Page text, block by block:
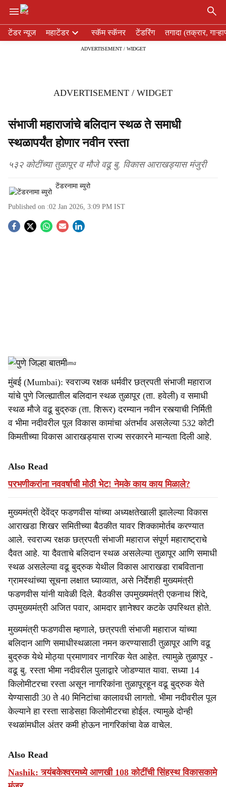
e
टेंडर न्यूज महाटेंडर स्कॅम स्कॅनर टेंडरिंग तगादा (तक्रार,
ADVERTISEMENT / WIDGET
ADVERTISEMENT / WIDGET
संभाजी महाराजांचे बलिदान स्थळ ते समाधी
स्थळापर्यंत होणार नवीन रस्ता
५३२ कोटींच्या तुळापूर व मौजे वढू बु. विकास आराखड्यास मंजुरी
टेंडरनामा ब्युरो
Published on :02 Jan 2026, 3:09 PM IST
S
a
r
e
Pune District-Tendernama
मुंबई (Mumbai): स्वराज्य रक्षक धर्मवीर छत्रपती संभाजी महाराज
यांचे पुणे जिल्ह्यातील बलिदान स्थळ तुळापूर (ता. हवेली) व समाधी
स्थळ मौजे वढू बुद्रुक (ता. शिरूर) दरम्यान नवीन रस्त्याची निर्मिती
व भीमा नदीवरील पूल विकास कामांचा अंतर्भाव असलेल्या 532 कोटी
किमतीच्या विकास आराखड्यास राज्य सरकारने मान्यता दिली आहे.
Also Read
परभणीकरांना नववर्षाची मोठी भेट! नेमके काय काय मिळाले?
मुख्यमंत्री देवेंद्र फडणवीस यांच्या अध्यक्षतेखाली झालेल्या विकास
आराखडा शिखर समितीच्या बैठकीत यावर शिक्कामोर्तब करण्यात
आले. स्वराज्य रक्षक छत्रपती संभाजी महाराज संपूर्ण महाराष्ट्राचे
दैवत आहे. या दैवताचे बलिदान स्थळ असलेल्या तुळापूर आणि समाधी
स्थळ असलेल्या वढू बुद्रुक येथील विकास आराखडा राबविताना
ग्रामस्थांच्या सूचना लक्षात घ्याव्यात, असे निर्देशही मुख्यमंत्री
फडणवीस यांनी यावेळी दिले. बैठकीस उपमुख्यमंत्री एकनाथ शिंदे,
उपमुख्यमंत्री अजित पवार, आमदार ज्ञानेश्वर कटके उपस्थित होते.
मुख्यमंत्री फडणवीस म्हणाले, छत्रपती संभाजी महाराज यांच्या
बलिदान आणि समाधीस्थळाला नमन करण्यासाठी तुळापूर आणि वढू
बुद्रुक येथे मोठ्या प्रमाणावर नागरिक येत आहेत. त्यामुळे तुळापूर -
वढू बु. रस्ता भीमा नदीवरील पुलाद्वारे जोडण्यात यावा. सध्या 14
किलोमीटरचा रस्ता असून नागरिकांना तुळापूरहून वढू बुद्रुक येते
येण्यासाठी 30 ते 40 मिनिटांचा कालावधी लागतो. भीमा नदीवरील पूल
केल्याने हा रस्ता साडेसहा किलोमीटरचा होईल. त्यामुळे दोन्ही
स्थळांमधील अंतर कमी होऊन नागरिकांचा वेळ वाचेल.
Also Read
Nashik: त्र्यंबकेश्वरमध्ये आणखी 108 कोटींची सिंहस्थ विकासकामे